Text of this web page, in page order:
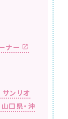
ナー
ンリオ
口県・沖